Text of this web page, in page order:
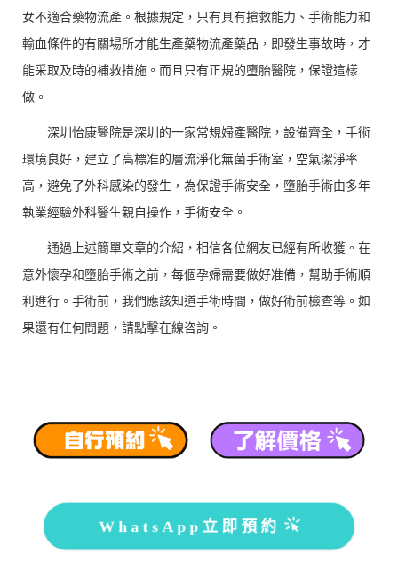
女不適合藥物流產。根據規定，只有具有搶救能力、手術能力和
輸血條件的有關場所才能生產藥物流產藥品，即發生事故時，才
能采取及時的補救措施。而且只有正規的墮胎醫院，保證這樣
做。
深圳怡康醫院是深圳的一家常規婦產醫院，設備齊全，手術
環境良好，建立了高標准的層流淨化無菌手術室，空氣潔淨率
高，避免了外科感染的發生，為保證手術安全，墮胎手術由多年
執業經驗外科醫生親自操作，手術安全。
通過上述簡單文章的介紹，相信各位網友已經有所收獲。在
意外懷孕和墮胎手術之前，每個孕婦需要做好准備，幫助手術順
利進行。手術前，我們應該知道手術時間，做好術前檢查等。如
果還有任何問題，請點擊在線咨詢。
WhatsApp立即預約